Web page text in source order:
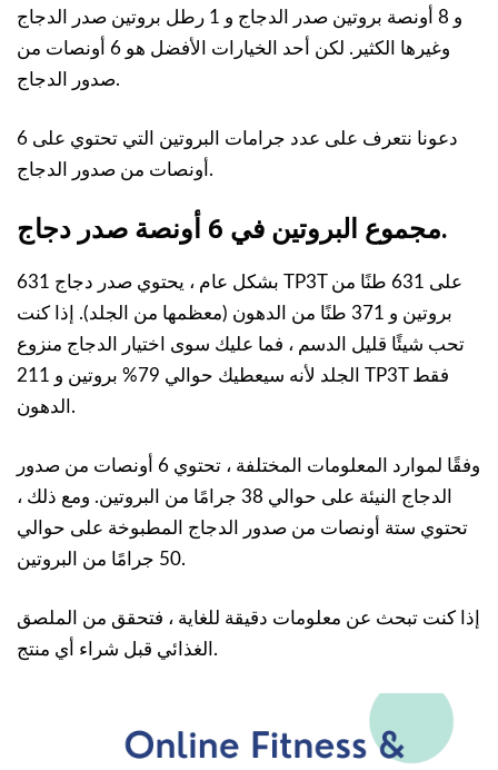
و 8 أونصة بروتين صدر الدجاج و 1 رطل بروتين صدر الدجاج
وغيرها الكثير. لكن أحد الخيارات الأفضل هو 6 أونصات من
صدور الدجاج.
دعونا نتعرف على عدد جرامات البروتين التي تحتوي على 6
أونصات من صدور الدجاج.
مجموع البروتين في 6 أونصة صدر دجاج.
بشكل عام ، يحتوي صدر دجاج 631 TP3T على 631 طنًا من
بروتين و 371 طنًا من الدهون (معظمها من الجلد). إذا كنت
تحب شيئًا قليل الدسم ، فما عليك سوى اختيار الدجاج منزوع
الجلد لأنه سيعطيك حوالي 79% بروتين و 211 TP3T فقط
الدهون.
وفقًا لموارد المعلومات المختلفة ، تحتوي 6 أونصات من صدور
الدجاج النيئة على حوالي 38 جرامًا من البروتين. ومع ذلك ،
تحتوي ستة أونصات من صدور الدجاج المطبوخة على حوالي
50 جرامًا من البروتين.
إذا كنت تبحث عن معلومات دقيقة للغاية ، فتحقق من الملصق
الغذائي قبل شراء أي منتج.